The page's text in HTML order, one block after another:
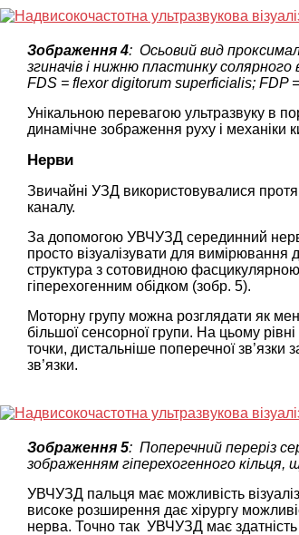
Зображення 4: Осьовий вид
згиначів і нижню пластинку солярного
FDS = flexor digitorum superficialis; FDP
Унікальною перевагою ультразвуку в
динамічне зображення руху і механіки
Нерви
Звичайні УЗД використовувалися
каналу.
За допомогою УВЧУЗД серединний нерв
просто візуалізувати для вимірювання
структура з сотовидною
гіперехогенним обідком (зобр. 5).
Моторну групу можна розглядати як
більшої сенсорної групи. На цьому
точки, дистальніше поперечної
зв’язки.
Зображення 5: Поперечний переріз
зображенням гіперехогенного кільця,
УВЧУЗД пальця має можливість
високе розширення дає хірургу
нерва. Точно так УВЧУЗД має здатність